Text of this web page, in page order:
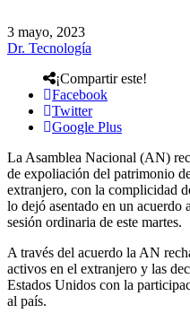
3 mayo, 2023
Dr. Tecnología
¡Compartir este!
Facebook
Twitter
Google Plus
La Asamblea Nacional (AN)
de expoliación del patrimonio
extranjero, con la complicidad
lo dejó asentado en un acuerdo
sesión ordinaria de este martes.
A través del acuerdo la AN
activos en el extranjero y las
Estados Unidos con la
al país.